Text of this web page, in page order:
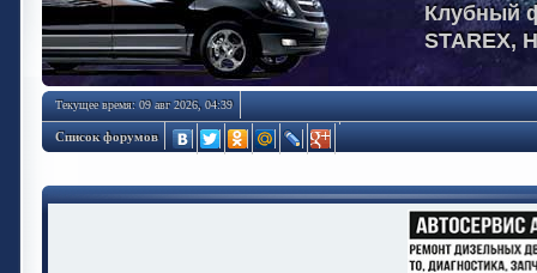
Клубный
STAREX,
Текущее время: 09 авг 2026, 04:39
Список форумов